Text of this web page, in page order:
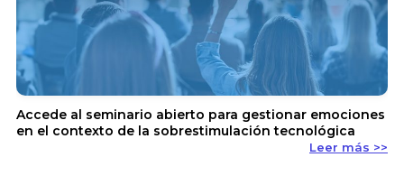
Accede al seminario abierto para gestionar emociones
en el contexto de la sobrestimulación tecnológica
Leer más >>